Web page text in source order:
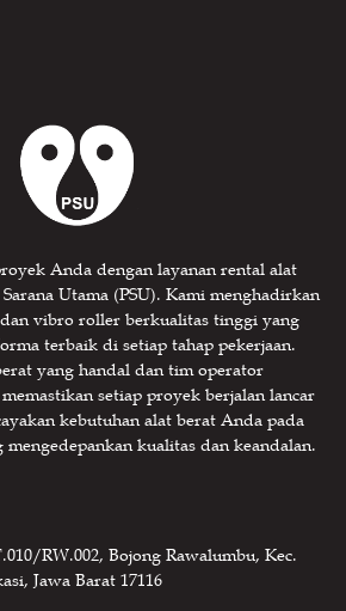
Anda dengan layanan rental alat
Utama (PSU). Kami menghadirkan
vibro roller berkualitas tinggi yang
terbaik di setiap tahap pekerjaan.
yang handal dan tim operator
setiap proyek berjalan lancar
kebutuhan alat berat Anda pada
mengedepankan kualitas dan keandalan.
RW.002, Bojong Rawalumbu, Kec.
Jawa Barat 17116